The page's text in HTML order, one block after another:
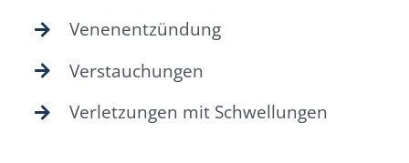
Venenentzündung
Verstauchungen
Verletzungen mit Schwellungen